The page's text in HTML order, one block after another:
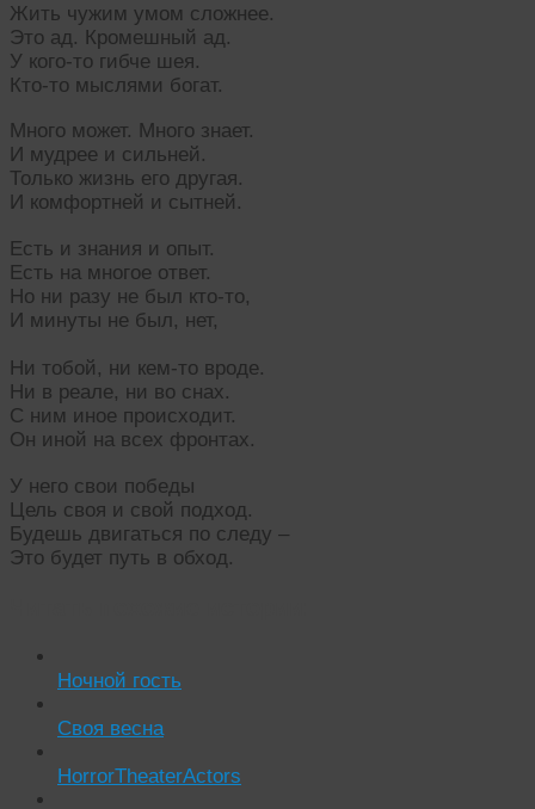
Жить чужим умом сложнее.
Это ад. Кромешный ад.
У кого-то гибче шея.
Кто-то мыслями богат.
Много может. Много знает.
И мудрее и сильней.
Только жизнь его другая.
И комфортней и сытней.
Есть и знания и опыт.
Есть на многое ответ.
Но ни разу не был кто-то,
И минуты не был, нет,
Ни тобой, ни кем-то вроде.
Ни в реале, ни во снах.
С ним иное происходит.
Он иной на всех фронтах.
У него свои победы
Цель своя и свой подход.
Будешь двигаться по следу –
Это будет путь в обход.
Ночной гость
Своя весна
HorrorTheaterActors